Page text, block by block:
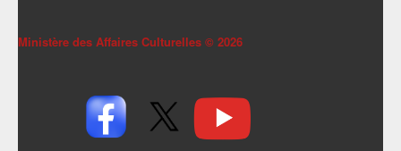
Ministère des Affaires Culturelles © 2026